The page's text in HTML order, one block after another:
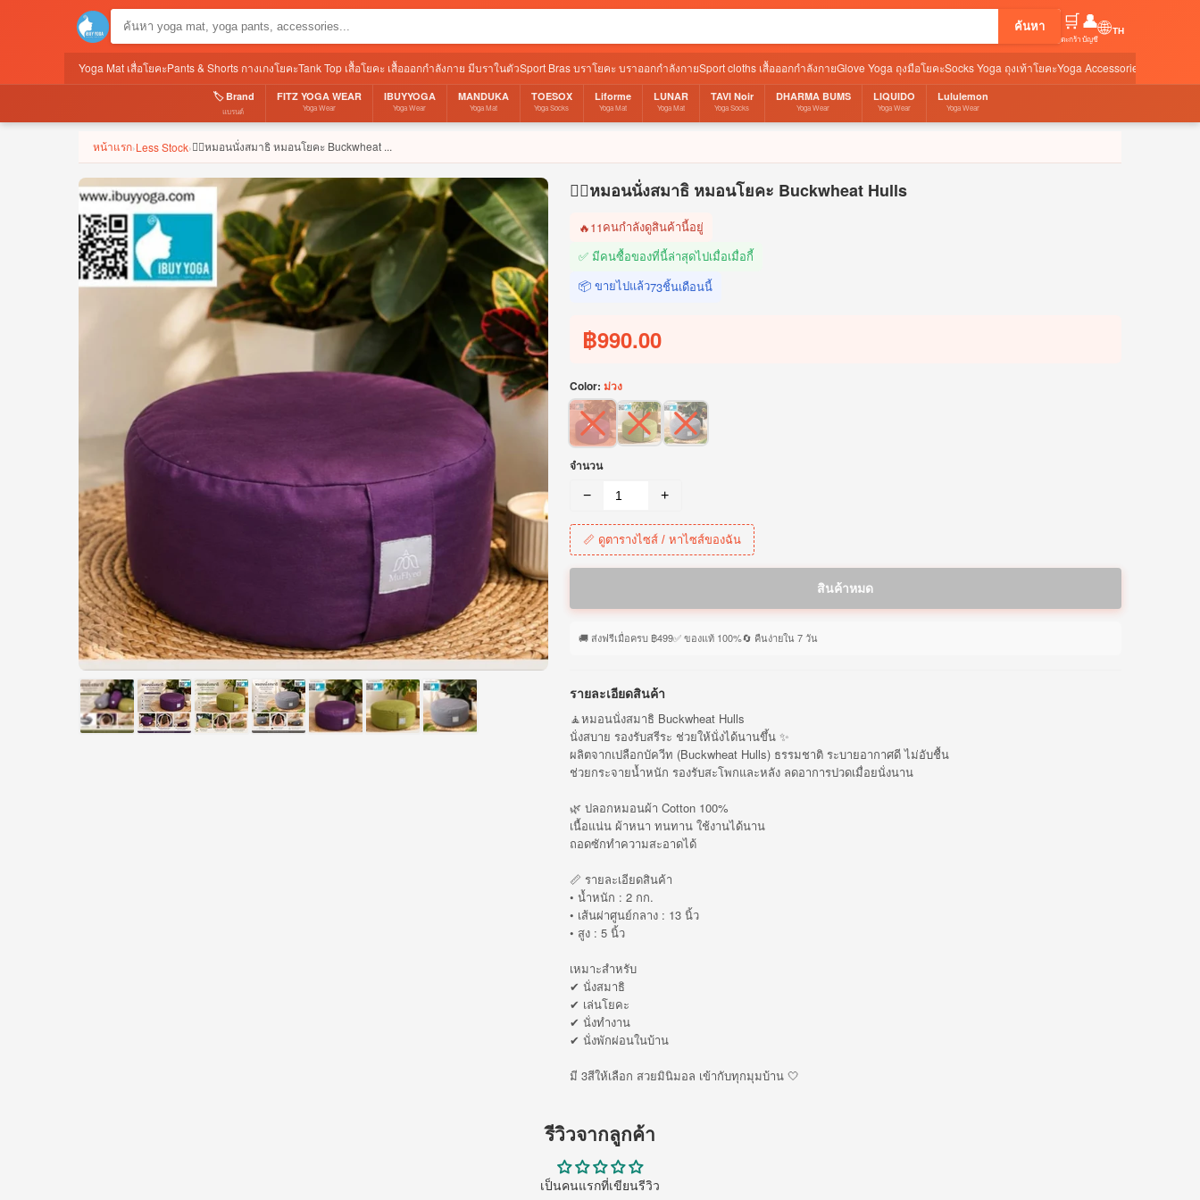
ค้นหา 🛒
ตะกร้า
👤
บัญชี🌐
Yoga Mat เสื่อโยคะPants & Shorts กางเกงโยคะTank Top เสื้อโยคะ เสื้อออกกำลังกาย มีบราในตัวSport Bras บราโยคะ บราออกกำลังกายSport cloths เสื้อออกกำลังกายGlove Yoga ถุงมือโยคะSocks Yoga ถุงเท้าโยคะYoga Accessories อุปกรณ์เสริ
🏷️ Brand
แบรนด์
FITZ YOGA WEAR
Yoga Wear
IBUYYOGA
Yoga Wear
MANDUKA
Yoga Mat
TOESOX
Yoga Socks
Liforme
Yoga Mat
LUNAR
Yoga Mat
TAVI Noir
Yoga Socks
DHARMA BUMS
Yoga Wear
LIQUIDO
Yoga Wear
Lululemon
Yoga Wear
หน้าแรก›Less Stock›🧘‍♀️หมอนนั่งสมาธิ หมอนโยคะ Buckwheat ...
🧘‍♀️หมอนนั่งสมาธิ หมอนโยคะ Buckwheat Hulls
🔥11คนกำลังดูสินค้านี้อยู่
✅ มีคนซื้อของที่นี้ล่าสุดไปเมื่อเมื่อกี้
📦 ขายไปแล้ว73ชิ้นเดือนนี้
฿990.00
Color: ม่วง
✓
จำนวน
− +
📏 ดูตารางไซส์ / หาไซส์ของฉัน
สินค้าหมด
🚚 ส่งฟรีเมื่อครบ ฿499✅ ของแท้ 100%🔄 คืนง่ายใน 7 วัน
รายละเอียดสินค้า
🧘หมอนนั่งสมาธิ Buckwheat Hulls
นั่งสบาย รองรับสรีระ ช่วยให้นั่งได้นานขึ้น ✨
ผลิตจากเปลือกบัควีท (Buckwheat Hulls) ธรรมชาติ ระบายอากาศดี ไม่อับชื้น
ช่วยกระจายน้ำหนัก รองรับสะโพกและหลัง ลดอาการปวดเมื่อยนั่งนาน
🌿 ปลอกหมอนผ้า Cotton 100%
เนื้อแน่น ผ้าหนา ทนทาน ใช้งานได้นาน
ถอดซักทำความสะอาดได้
📏 รายละเอียดสินค้า
• น้ำหนัก : 2 กก.
• เส้นผ่าศูนย์กลาง : 13 นิ้ว
• สูง : 5 นิ้ว
เหมาะสำหรับ
✔ นั่งสมาธิ
✔ เล่นโยคะ
✔ นั่งทำงาน
✔ นั่งพักผ่อนในบ้าน
มี 3สีให้เลือก สวยมินิมอล เข้ากับทุกมุมบ้าน 🤍
รีวิวจากลูกค้า
เป็นคนแรกที่เขียนรีวิว